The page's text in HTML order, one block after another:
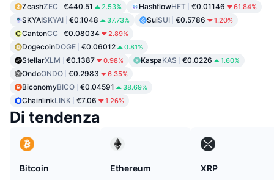
ZcashZEC €440.51 2.53% HashflowHFT €0.01146 61.84%
SKYAISKYAI €0.1048 37.73% SuiSUI €0.5786 1.20%
CantonCC €0.08034 2.89%
DogecoinDOGE €0.06012 0.81%
StellarXLM €0.1387 0.98% KaspaKAS €0.0226 1.60%
OndoONDO €0.2983 6.35%
BiconomyBICO €0.04591 38.69%
ChainlinkLINK €7.06 1.26%
Di tendenza
Bitcoin
Ethereum
XRP